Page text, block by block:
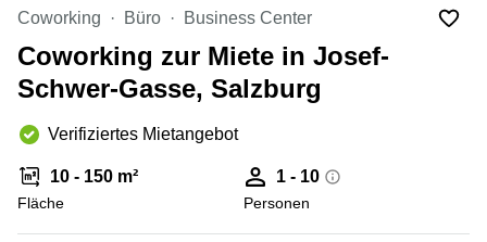
Salzburg
Business
Center
Salzburg
Coworking
Seminarraum
Salzburg
Wienerbergstraße
Simmeringer
Hauptstrasse
Tabor
36
Donau-
Coworking Büro Business Center
Coworking zur Miete in Josef-
Schwer-Gasse, Salzburg
Verifiziertes Mietangebot
10 - 150 m²
Fläche
1 - 10
Personen